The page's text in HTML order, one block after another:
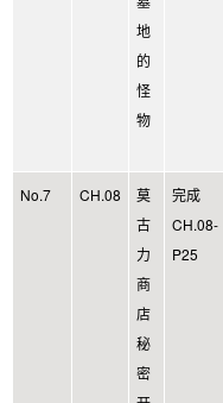
地
的
怪
物
No.7 CH.08
莫
古
力
商
店
秘
密
完成
CH.08-
P25